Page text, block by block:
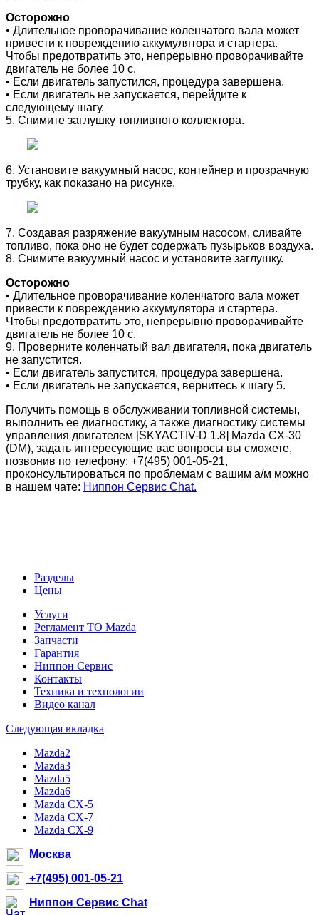
Осторожно
• Длительное проворачивание коленчатого вала может
привести к повреждению аккумулятора и стартера.
Чтобы предотвратить это, непрерывно проворачивайте
двигатель не более 10 с.
• Если двигатель запустился, процедура завершена.
• Если двигатель не запускается, перейдите к
следующему шагу.
5. Снимите заглушку топливного коллектора.
6. Установите вакуумный насос, контейнер и прозрачную
трубку, как показано на рисунке.
7. Создавая разряжение вакуумным насосом, сливайте
топливо, пока оно не будет содержать пузырьков воздуха.
8. Снимите вакуумный насос и установите заглушку.
Осторожно
• Длительное проворачивание коленчатого вала может
привести к повреждению аккумулятора и стартера.
Чтобы предотвратить это, непрерывно проворачивайте
двигатель не более 10 с.
9. Проверните коленчатый вал двигателя, пока двигатель
не запустится.
• Если двигатель запустится, процедура завершена.
• Если двигатель не запускается, вернитесь к шагу 5.
Получить помощь в обслуживании топливной системы,
выполнить ее диагностику, а также диагностику системы
управления двигателем [SKYACTIV-D 1.8] Mazda CX-30
(DM), задать интересующие вас вопросы вы сможете,
позвонив по телефону: +7(495) 001-05-21,
проконсультироваться по проблемам с вашим а/м можно
в нашем чате: Ниппон Сервис Chat.
Разделы
Цены
Услуги
Регламент ТО Mazda
Запчасти
Гарантия
Ниппон Сервис
Контакты
Техника и технологии
Видео канал
Следующая вкладка
Mazda2
Mazda3
Mazda5
Mazda6
Mazda CX-5
Mazda CX-7
Mazda CX-9
Москва
+7(495) 001-05-21
Ниппон Сервис Chat